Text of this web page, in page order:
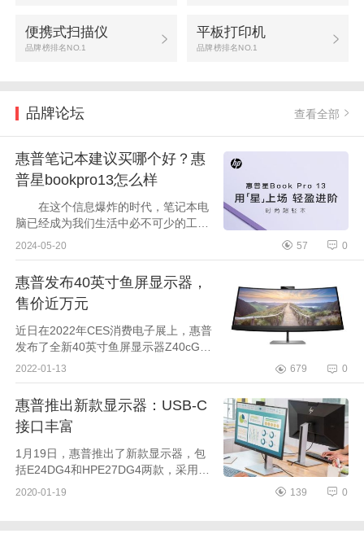
便携式扫描仪
品牌榜排名NO.1
平板打印机
品牌榜排名NO.1
品牌论坛 查看全部
惠普笔记本建议买哪个好？惠
普星bookpro13怎么样
在这个信息爆炸的时代，笔记本电
脑已经成为我们生活中必不可少的工
具。无论是工作、学习还是娱乐，我们
惠普笔记本建议买哪个好？惠...
2024-05-20 57 0
惠普发布40英寸鱼屏显示器，
售价近万元
近日在2022年CES消费电子展上，惠普
发布了全新40英寸鱼屏显示器Z40cG
3，专为创意族群设计，为他们带来色
作和工作体验。Z40cG3显示器采用...
2022-01-13 679 0
惠普推出新款显示器：USB-C
接口丰富
1月19日，惠普推出了新款显示器，包
括E24DG4和HPE27DG4两款，采用了
USB-C接口，将于本月晚些时候开卖，
2020-01-19 139 0